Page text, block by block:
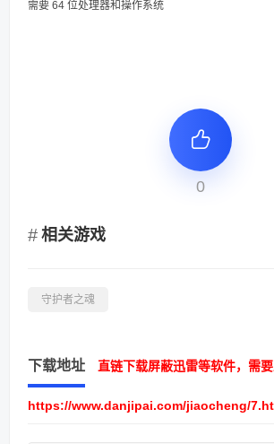
需要 64 位处理器和操作系统
0
相关游戏
守护者之魂
下载地址 直链下载屏蔽迅雷等软件，需
https://www.danjipai.com/jiaocheng/